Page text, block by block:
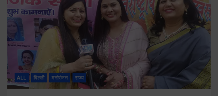
ALL दिल्ली मनोरंजन राज्य